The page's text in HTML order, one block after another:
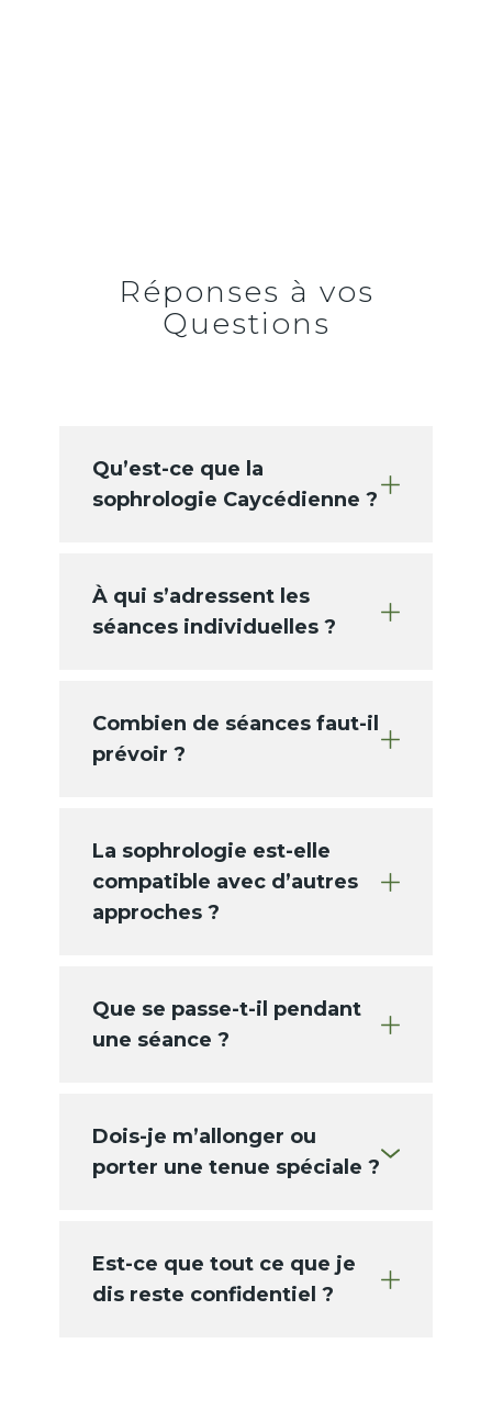
Réponses à vos
Questions
Qu’est-ce que la
sophrologie Caycédienne ?
À qui s’adressent les
séances individuelles ?
Combien de séances faut-il
prévoir ?
La sophrologie est-elle
compatible avec d’autres
approches ?
Que se passe-t-il pendant
une séance ?
Dois-je m’allonger ou
porter une tenue spéciale ?
Est-ce que tout ce que je
dis reste confidentiel ?